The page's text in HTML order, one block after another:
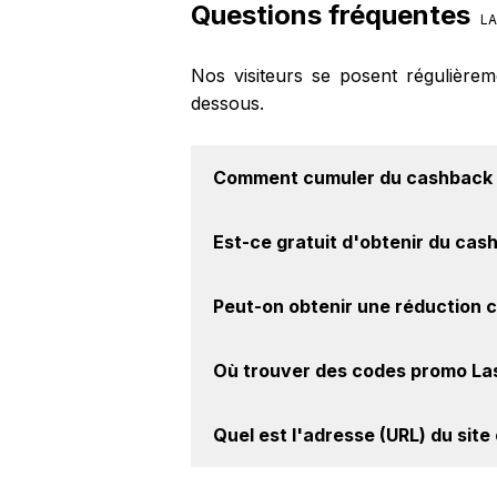
Questions fréquentes
Nos visiteurs se posent
dessous.
Comment cumuler du
Activer le cashback, réalisez
Est-ce gratuit d'obtenir du
Lastminute.com. Oui, c'est donc
Peut-on obtenir une réduction
le site web de Lastminute.com. Ce
Où trouver des codes promo
sur notre site BackBackBack,
Quel est l'adresse (URL) du site